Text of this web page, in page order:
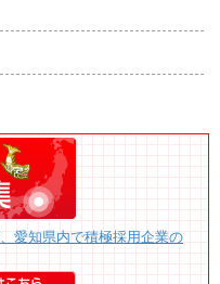
愛知県内で積極採用企業の